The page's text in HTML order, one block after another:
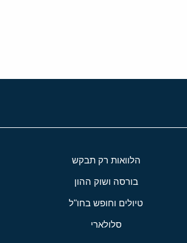
הלוואות רק תבקש
בורסה ושוק ההון
טיולים וחופש בחו"ל
סלולארי